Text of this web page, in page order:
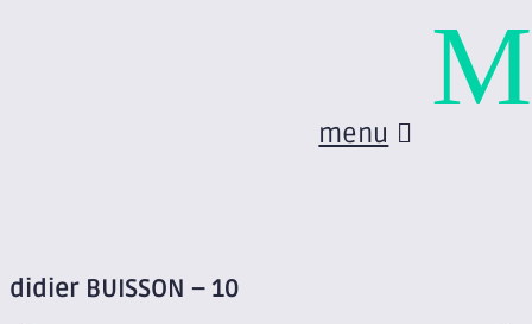
menu
didier BUISSON – 10
M